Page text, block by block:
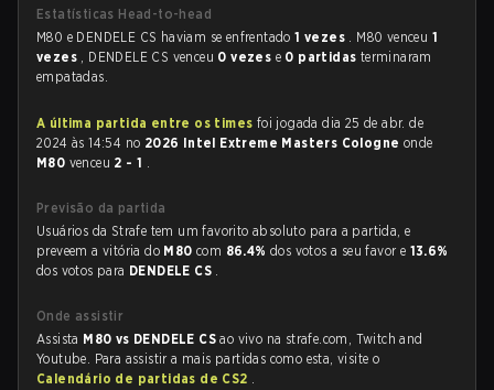
Estatísticas Head-to-head
M80 e DENDELE CS haviam se enfrentado1 vezes . M80 venceu 1
vezes , DENDELE CS venceu 0 vezes e 0 partidas terminaram
empatadas.
A última partida entre os times foi jogada dia 25 de abr. de
2024 às 14:54 no 2026 Intel Extreme Masters Cologne onde
M80 venceu 2 - 1 .
Previsão da partida
Usuários da Strafe tem um favorito absoluto para a partida, e
preveem a vitória do M80com 86.4%dos votos a seu favor e 13.6%
dos votos para DENDELE CS .
Onde assistir
Assista M80 vs DENDELE CSao vivo na strafe.com, Twitch and
Youtube. Para assistir a mais partidas como esta, visite o
Calendário de partidas de CS2 .